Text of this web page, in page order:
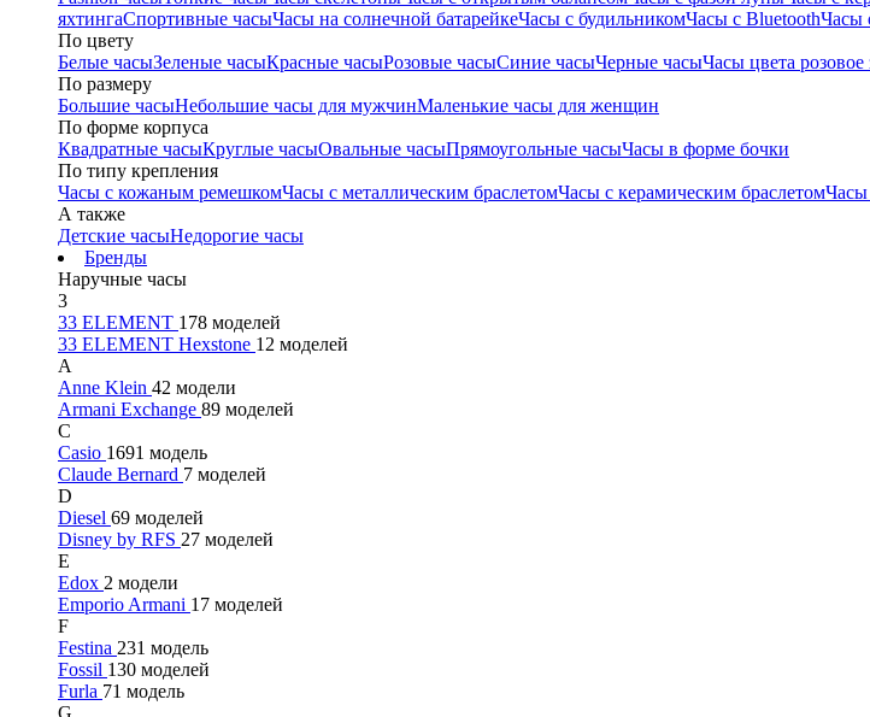
яхтингаСпортивные часыЧасы на солнечной батарейкеЧасы с будильникомЧасы с BluetoothЧасы
По цвету
Белые часыЗеленые часыКрасные часыРозовые часыСиние часыЧерные часыЧасы цвета розовое
По размеру
Большие часыНебольшие часы для мужчинМаленькие часы для женщин
По форме корпуса
Квадратные часыКруглые часыОвальные часыПрямоугольные часыЧасы в форме бочки
По типу крепления
Часы с кожаным ремешкомЧасы с металлическим браслетомЧасы с керамическим браслетом
А также
Детские часыНедорогие часы
Бренды
Наручные часы
3
33 ELEMENT 178 моделей
33 ELEMENT Hexstone 12 моделей
A
Anne Klein 42 модели
Armani Exchange 89 моделей
C
Casio 1691 модель
Claude Bernard 7 моделей
D
Diesel 69 моделей
Disney by RFS 27 моделей
E
Edox 2 модели
Emporio Armani 17 моделей
F
Festina 231 модель
Fossil 130 моделей
Furla 71 модель
G